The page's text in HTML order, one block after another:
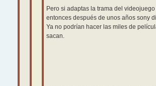
Pero si adaptas la trama del
entonces después de unos años sony
Ya no podrían hacer las miles de
sacan.